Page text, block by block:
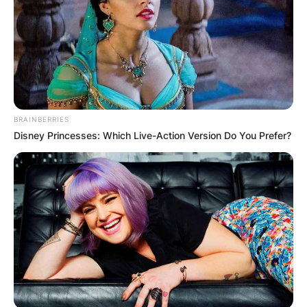
сабота и недела доаѓаат пријатели со
нивните деца и секогаш има нешто ново и
интересно.
8. Дали во Македонија може да се
живее од овој бизнис?
– Може да се живее од овој бизнис во
Македонија, но сето ова треба да се
мултиплицира во поголема фарма и во
посериозно производство и посериозен и
попрофесионален пласман на производите.
Ова е мала фарма како показател за некој
што сака да се занимава со нешто
поголемо, ние сме тука да дадеме некој
совет и поддршка. Многупати ни се
BRAINBERRIES
Disney Princesses: Which Live-Action Version Do You Prefer?